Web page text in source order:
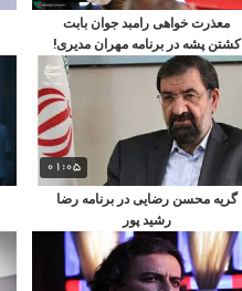
معذرت خواهی رامبد جوان بابت
کشتن پشه در برنامه مهران مدیری!
01:05
گریه محسن رضایی در برنامه رضا
رشید پور